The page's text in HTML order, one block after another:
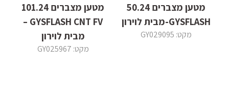
מטען מצברים 50.24
GYSFLASH-מבית לוירון
מקט: GY029095
מטען מצברים 101.24
GYSFLASH CNT FV –
מבית לוירון
מקט: GY025967